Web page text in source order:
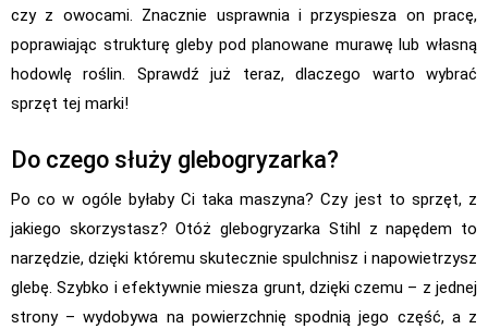
czy z owocami. Znacznie usprawnia i przyspiesza on pracę,
poprawiając strukturę gleby pod planowane murawę lub własną
hodowlę roślin. Sprawdź już teraz, dlaczego warto wybrać
sprzęt tej marki!
Do czego służy glebogryzarka?
Po co w ogóle byłaby Ci taka maszyna? Czy jest to sprzęt, z
jakiego skorzystasz? Otóż glebogryzarka Stihl z napędem to
narzędzie, dzięki któremu skutecznie spulchnisz i napowietrzysz
glebę. Szybko i efektywnie miesza grunt, dzięki czemu – z jednej
strony – wydobywa na powierzchnię spodnią jego część, a z